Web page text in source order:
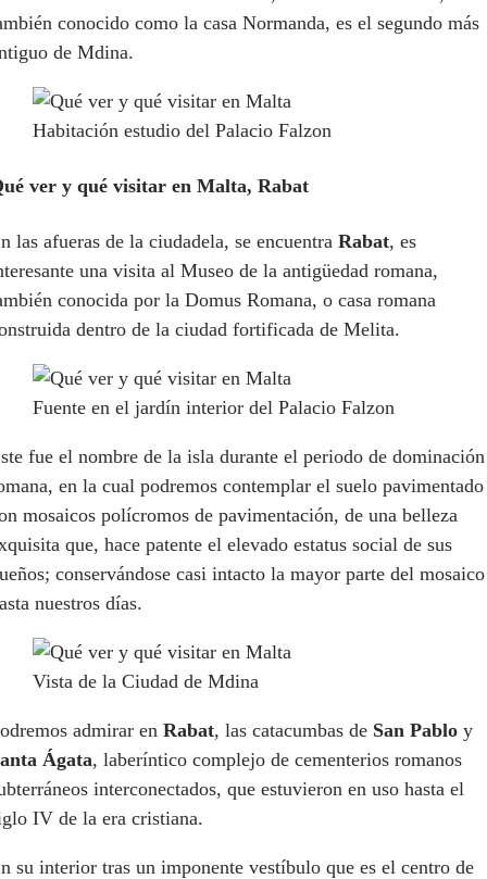
conocido como la casa Normanda, es el segundo más
de Mdina.
Habitación estudio del Palacio Falzon
ver y qué visitar en Malta, Rabat
las afueras de la ciudadela, se encuentra Rabat, es
una visita al Museo de la antigüedad romana,
conocida por la Domus Romana, o casa romana
dentro de la ciudad fortificada de Melita.
Fuente en el jardín interior del Palacio Falzon
fue el nombre de la isla durante el periodo de dominación
en la cual podremos contemplar el suelo pavimentado
mosaicos polícromos de pavimentación, de una belleza
que, hace patente el elevado estatus social de sus
conservándose casi intacto la mayor parte del mosaico
nuestros días.
Vista de la Ciudad de Mdina
admirar en Rabat, las catacumbas de San Pablo y
Ágata, laberíntico complejo de cementerios romanos
interconectados, que estuvieron en uso hasta el
IV de la era cristiana.
su interior tras un imponente vestíbulo que es el centro de